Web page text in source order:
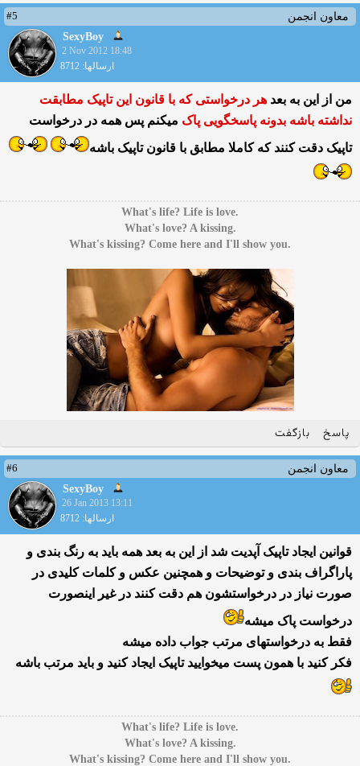
معاون انجمن
#5
SexyBoy
2 Nov 2012 18:48
ارسالها: 8712
من از این به بعد هر درخواستی که با قانون این تاپیک مطابقت
نداشته باشه بدونه پاسخگویی پاک میکنم پس همه در درخواست
تاپیک دقت کنند که کاملا مطابق با قانون تاپیک باشه
.What's life? Life is love
.What's love? A kissing
.What's kissing? Come here and I'll show you
پاسخ بازگفت
معاون انجمن
#6
SexyBoy
26 Jan 2013 13:11
ارسالها: 8712
قوانین ایجاد تاپیک آپدیت شد از این به بعد همه باید به رنگ بندی و
پاراگراف بندی و توضیحات و همچنین عکس و کلمات کلیدی در
صورت نیاز در درخواستشون هم دقت کنند در غیر اینصورت
درخواست پاک میشه
فقط به درخواستهای مرتب جواب داده میشه
فکر کنید با همون پست میخوایید تاپیک ایجاد کنید و باید مرتب باشه
.What's life? Life is love
.What's love? A kissing
.What's kissing? Come here and I'll show you